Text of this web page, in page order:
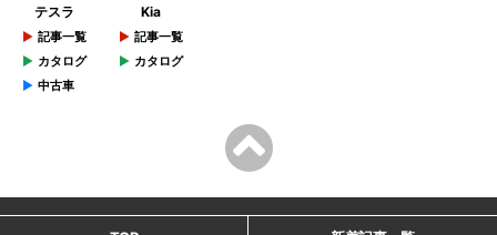
テスラ
記事一覧
カタログ
中古車
Kia
記事一覧
カタログ